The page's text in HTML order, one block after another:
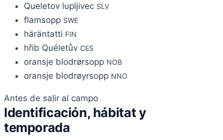
Queletov lupljivec SLV
flamsopp SWE
häräntatti FIN
hřib Quéletův CES
oransje blodrørsopp NOB
oransje blodrøyrsopp NNO
Antes de salir al campo
Identificación, hábitat y
temporada